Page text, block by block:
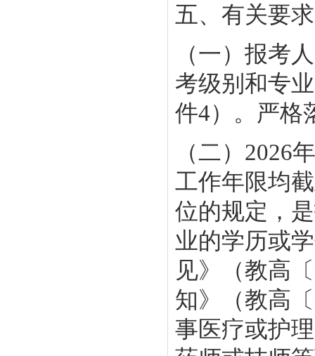
五、有关要求
（一）报考
考级别和专
件4）。严格
（二）2026
工作年限均
位的规定，
业的学历或
见》（教高
知》（教高
事医疗或护